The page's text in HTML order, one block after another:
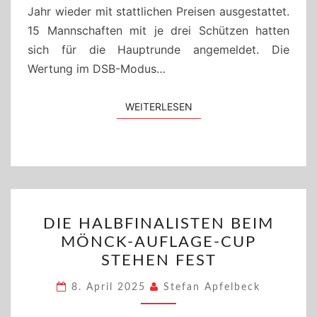
Jahr wieder mit stattlichen Preisen ausgestattet.
15 Mannschaften mit je drei Schützen hatten
sich für die Hauptrunde angemeldet. Die
Wertung im DSB-Modus…
WEITERLESENWEITERLESEN
HALBFINALISTEN
BEIM
MÖNCK-
AUFLAGE-
CUP
DIE HALBFINALISTEN BEIM
MÖNCK-AUFLAGE-CUP
STEHEN FEST
8. April 2025 Stefan Apfelbeck